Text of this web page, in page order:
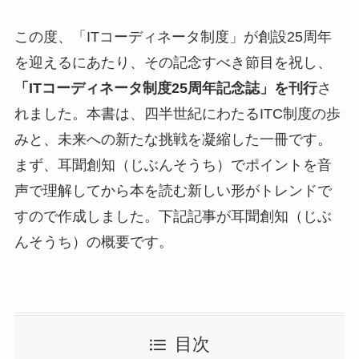
この度、「ITコーディネータ制度」が創設25周年
を迎えるにあたり、その記念すべき節目を祝し、
「ITコーディネータ制度25周年記念誌」を刊行さ
れました。本書は、四半世紀にわたるITC制度の歩
みと、未来への新たな挑戦を凝縮した一冊です。
まず、耳聞創知（じぶんそうち）でポイントを音
声で理解してから本を読む新しい形がトレンドで
すので作成しました。下記記事が耳聞創知（じぶ
んそうち）の概要です。
目次